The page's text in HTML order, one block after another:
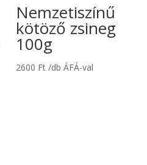
Nemzetiszínű
kötöző zsineg
100g
2600 Ft /db ÁFÁ-val